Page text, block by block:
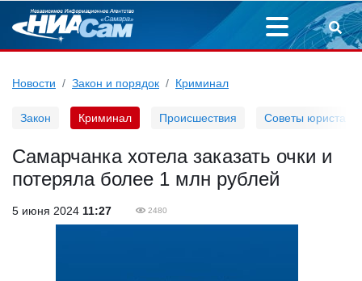
Новости Закон и порядок Криминал
Закон Криминал Происшествия Советы юриста
Самарчанка хотела заказать очки и
потеряла более 1 млн рублей
5 июня 2024 11:27 2480